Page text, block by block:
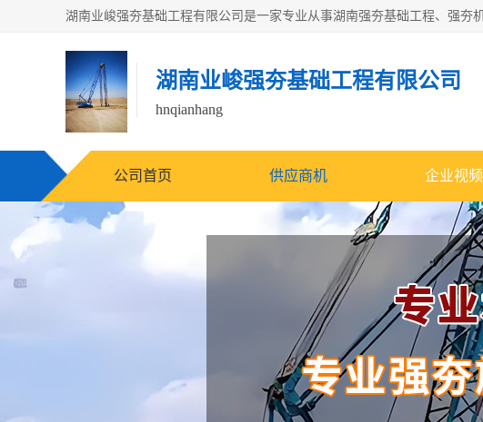
湖南业峻强夯基础工程有限公司
hnqianhang
公司首页 供应商机 企业视频